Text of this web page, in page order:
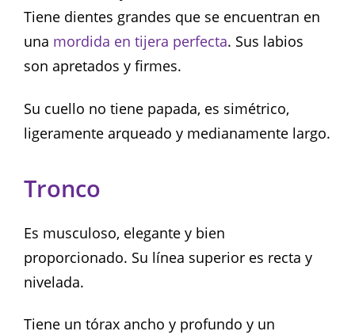
Tiene dientes grandes que se encuentran en
una mordida en tijera perfecta. Sus labios
son apretados y firmes.
Su cuello no tiene papada, es simétrico,
ligeramente arqueado y medianamente largo.
Tronco
Es musculoso, elegante y bien
proporcionado. Su línea superior es recta y
nivelada.
Tiene un tórax ancho y profundo y un